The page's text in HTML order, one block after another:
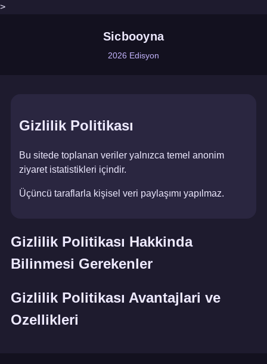
>
Sicbooyna
2026 Edisyon
Gizlilik Politikası
Bu sitede toplanan veriler yalnızca temel anonim
ziyaret istatistikleri içindir.
Üçüncü taraflarla kişisel veri paylaşımı yapılmaz.
Gizlilik Politikası Hakkinda
Bilinmesi Gerekenler
Gizlilik Politikası Avantajlari ve
Ozellikleri